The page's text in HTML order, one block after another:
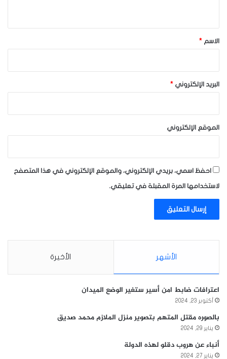
*الاسم *
البريد الإلكتروني *
الموقع الإلكتروني
احفظ اسمي، بريدي الإلكتروني، والموقع الإلكتروني في هذا المتصفح
لاستخدامها المرة المقبلة في تعليقي.
الأشهر الأخيرة
اعترافات ضابط امن أسير ستغير الوضع الميدان
أكتوبر 23, 2024
بالصوره مقتل المتهم بتصوير منزل الملازم محمد صديق
يناير 29, 2024
أنباء عن هروب دقلو لهذه الدولة
يناير 27, 2024